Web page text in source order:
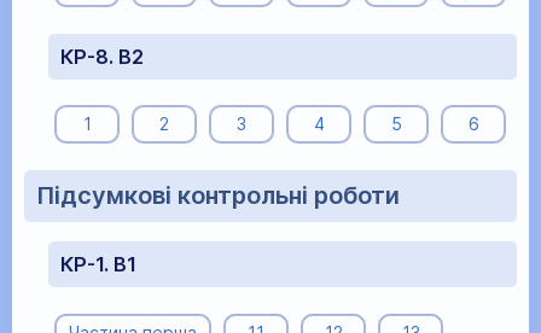
КР-8. В2
1 2 3 4 5 6
Підсумкові контрольні роботи
КР-1. В1